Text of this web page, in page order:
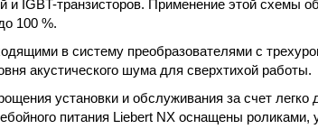
IGBT-транзисторов. Применение этой схемы
100 %.
в систему преобразователями с
акустического шума для сверхтихой работы.
установки и обслуживания за счет
питания Liebert NX оснащены